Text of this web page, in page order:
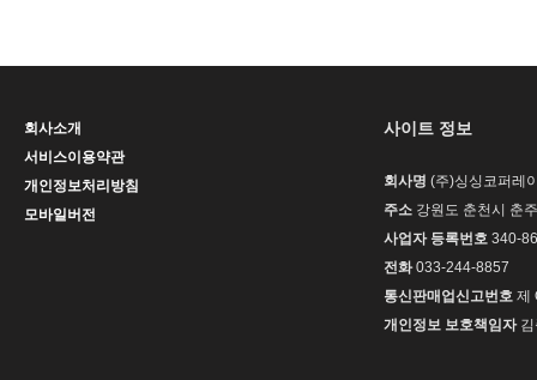
회사소개
서비스이용약관
개인정보처리방침
모바일버전
사이트 정보
회사명 (주)싱싱코퍼레
주소 강원도 춘천시 춘
사업자 등록번호 340-
전화033-244-8857
통신판매업신고번호 제
개인정보 보호책임자김